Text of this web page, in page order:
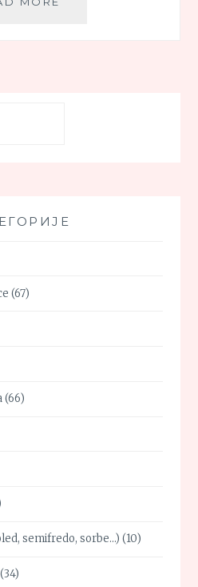
(67)
(66)
semifredo, sorbe…) (10)
(34)